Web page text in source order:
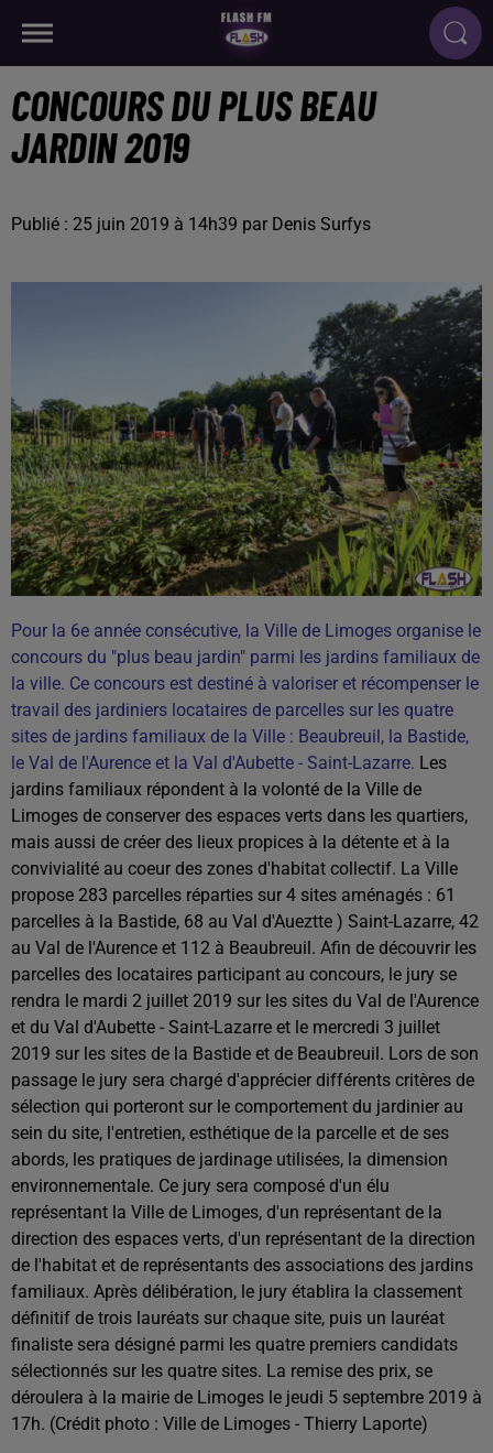
CONCOURS DU PLUS BEAU
JARDIN 2019
Publié : 25 juin 2019 à 14h39 par Denis Surfys
Pour la 6e année consécutive, la Ville de Limoges organise le
concours du "plus beau jardin" parmi les jardins familiaux de
la ville. Ce concours est destiné à valoriser et récompenser le
travail des jardiniers locataires de parcelles sur les quatre
sites de jardins familiaux de la Ville : Beaubreuil, la Bastide,
le Val de l'Aurence et la Val d'Aubette - Saint-Lazarre. Les
jardins familiaux répondent à la volonté de la Ville de
Limoges de conserver des espaces verts dans les quartiers,
mais aussi de créer des lieux propices à la détente et à la
convivialité au coeur des zones d'habitat collectif. La Ville
propose 283 parcelles réparties sur 4 sites aménagés : 61
parcelles à la Bastide, 68 au Val d'Aueztte ) Saint-Lazarre, 42
au Val de l'Aurence et 112 à Beaubreuil. Afin de découvrir les
parcelles des locataires participant au concours, le jury se
rendra le mardi 2 juillet 2019 sur les sites du Val de l'Aurence
et du Val d'Aubette - Saint-Lazarre et le mercredi 3 juillet
2019 sur les sites de la Bastide et de Beaubreuil. Lors de son
passage le jury sera chargé d'apprécier différents critères de
sélection qui porteront sur le comportement du jardinier au
sein du site, l'entretien, esthétique de la parcelle et de ses
abords, les pratiques de jardinage utilisées, la dimension
environnementale. Ce jury sera composé d'un élu
représentant la Ville de Limoges, d'un représentant de la
direction des espaces verts, d'un représentant de la direction
de l'habitat et de représentants des associations des jardins
familiaux. Après délibération, le jury établira la classement
définitif de trois lauréats sur chaque site, puis un lauréat
finaliste sera désigné parmi les quatre premiers candidats
sélectionnés sur les quatre sites. La remise des prix, se
déroulera à la mairie de Limoges le jeudi 5 septembre 2019 à
17h. (Crédit photo : Ville de Limoges - Thierry Laporte)